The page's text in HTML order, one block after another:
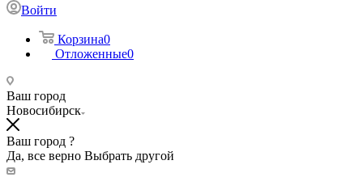
Войти
Корзина0
Отложенные0
Ваш город
Новосибирск
Ваш город ?
Да, все верно Выбрать другой